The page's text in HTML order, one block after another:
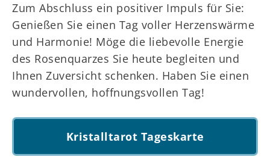
Zum Abschluss ein positiver Impuls für Sie:
Genießen Sie einen Tag voller Herzenswärme
und Harmonie! Möge die liebevolle Energie
des Rosenquarzes Sie heute begleiten und
Ihnen Zuversicht schenken. Haben Sie einen
wundervollen, hoffnungsvollen Tag!
Kristalltarot Tageskarte